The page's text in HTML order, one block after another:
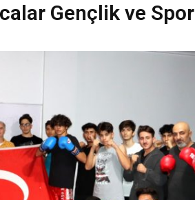
Gençlik ve Spor